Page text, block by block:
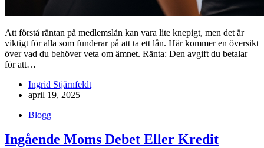
Att förstå räntan på medlemslån kan vara lite knepigt, men det är
viktigt för alla som funderar på att ta ett lån. Här kommer en översikt
över vad du behöver veta om ämnet. Ränta: Den avgift du betalar
för att…
Ingrid Stjärnfeldt
april 19, 2025
Blogg
Ingående Moms Debet Eller Kredit